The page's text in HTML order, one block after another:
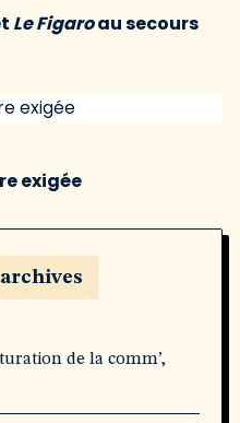
Le Figaroau secours
exigée
de la comm’,